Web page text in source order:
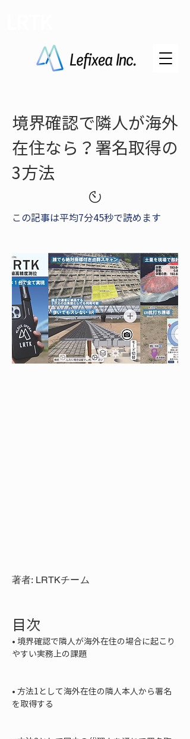
境界確認で隣人が海外
在住なら？署名取得の
3方法
この記事は平均7分45秒で読めます
著者: LRTKチーム
目次
• 境界確認で隣人が海外在住の場合に起こり
やすい実務上の課題
• 方法1として海外在住の隣人本人から署名
を取得する